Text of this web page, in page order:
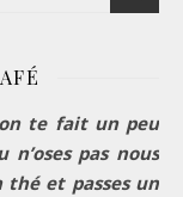
te fait un peu
pas nous
et passes un